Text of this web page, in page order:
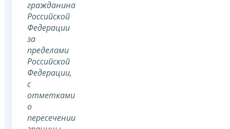
гражданина
Российской
Федерации
за
пределами
Российской
Федерации,
с
отметками
о
пересечении